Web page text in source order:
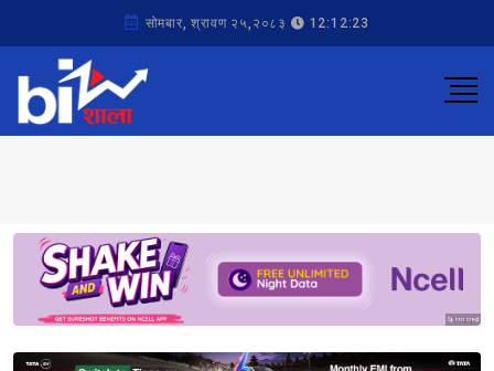
सोमबार, श्रावण २५,२०८३ 12:12:23
Sponsored